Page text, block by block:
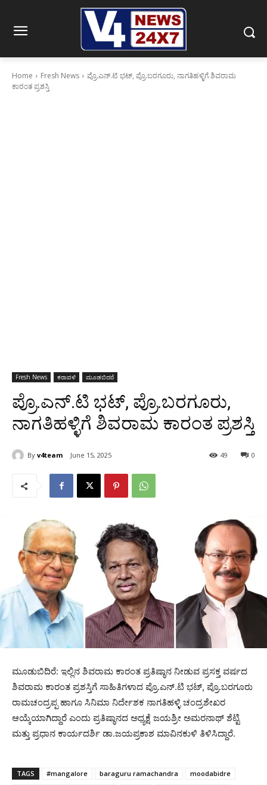
Home Fresh News
ಪ್ರೊ.ಎನ್.ಟಿ ಭಟ್, ಪ್ರೊ.ಬರಗೂರು, ನಾಗತಿಹಳ್ಳಿಗೆ ಶಿವರಾಮ
ಕಾರಂತ ಪ್ರಶಸ್ತಿ
Fresh News ಕರಾವಳಿ ಮೂಡಬಿದರೆ
ಪ್ರೊ.ಎನ್.ಟಿ ಭಟ್, ಪ್ರೊ.ಬರಗೂರು,
ನಾಗತಿಹಳ್ಳಿಗೆ ಶಿವರಾಮ ಕಾರಂತ ಪ್ರಶಸ್ತಿ
By v4team June 15, 2025 0
49
ಮೂಡುಬಿದಿರೆ: ಇಲ್ಲಿನ ಶಿವರಾಮ ಕಾರಂತ ಪ್ರತಿಷ್ಠಾನ ನೀಡುವ ಪ್ರಸಕ್ತ ವರ್ಷದ
ಶಿವರಾಮ ಕಾರಂತ ಪ್ರಶಸ್ತಿಗೆ ಸಾಹಿತಿಗಳಾದ ಪ್ರೊ.ಎನ್.ಟಿ ಭಟ್, ಪ್ರೊ.ಬರಗೂರು
ರಾಮಚಂದ್ರಪ್ಪ ಹಾಗೂ ಸಿನಿಮಾ ನಿರ್ದೇಶಕ ನಾಗತಿಹಳ್ಳಿ ಚಂದ್ರಶೇಖರ
ಆಯ್ಕೆಯಾಗಿದ್ದಾರೆ ಎಂದು ಪ್ರತಿಷ್ಠಾನದ ಅಧ್ಯಕ್ಷೆ ಜಯಶ್ರೀ ಅಮರನಾಥ್ ಶೆಟ್ಟಿ
ಮತ್ತು ಪ್ರಧಾನ ಕಾರ್ಯದರ್ಶಿ ಡಾ.ಜಯಪ್ರಕಾಶ ಮಾವಿನಕುಳಿ ತಿಳಿಸಿದ್ದಾರೆ.
TAGS #mangalore baraguru ramachandra
moodabidre